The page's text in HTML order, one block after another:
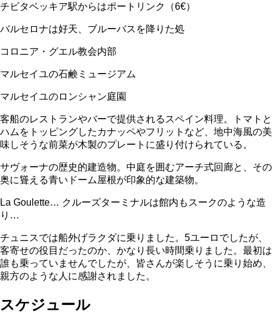
チビタベッキア駅からはポートリンク（6€）
バルセロナは好天、ブルーバスを降りた処
コロニア・グエル教会内部
マルセイユの石鹸ミュージアム
マルセイユのロンシャン庭園
客船のレストランやバーで提供されるスペイン料理。トマトと
ハムをトッピングしたカナッペやフリットなど、地中海風の美
味しそうな前菜が木製のプレートに盛り付けられている。
サヴォーナの歴史的建造物。中庭を囲むアーチ式回廊と、その
奥に聳える青いドーム屋根が印象的な建築物。
La Goulette… クルーズターミナルは館内もスークのような造
り…
チュニスでは船外げラクダに乗りました。5ユーロでしたが、
客寄せの役目だったのか、かなり長い時間乗りました。最初は
誰も乗っていませんでしたが、皆さんが楽しそうに乗り始め、
親方のような人に感謝されました。
スケジュール